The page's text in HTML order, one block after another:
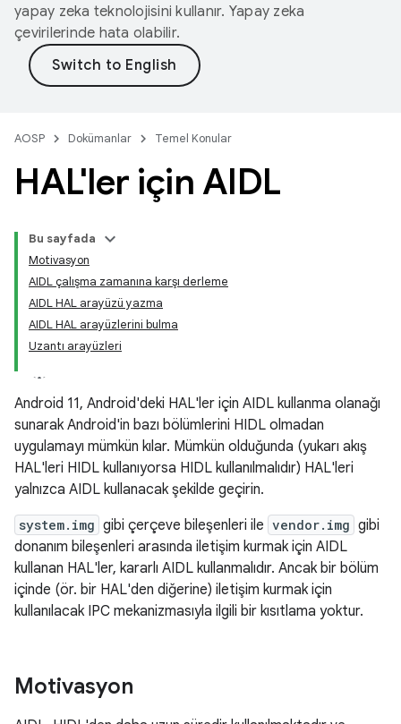
yapay zeka teknolojisini kullanır. Yapay zeka
çevirilerinde hata olabilir.
AOSP Dokümanlar Temel Konular
HAL'ler için AIDL
Bu sayfada
Motivasyon
AIDL çalışma zamanına karşı derleme
AIDL HAL arayüzü yazma
AIDL HAL arayüzlerini bulma
Uzantı arayüzleri
Android 11, Android'deki HAL'ler için AIDL kullanma olanağı
sunarak Android'in bazı bölümlerini HIDL olmadan
uygulamayı mümkün kılar. Mümkün olduğunda (yukarı akış
HAL'leri HIDL kullanıyorsa HIDL kullanılmalıdır) HAL'leri
yalnızca AIDL kullanacak şekilde geçirin.
system.img gibi çerçeve bileşenleri ile vendor.img gibi
donanım bileşenleri arasında iletişim kurmak için AIDL
kullanan HAL'ler, kararlı AIDL kullanmalıdır. Ancak bir bölüm
içinde (ör. bir HAL'den diğerine) iletişim kurmak için
kullanılacak IPC mekanizmasıyla ilgili bir kısıtlama yoktur.
Motivasyon